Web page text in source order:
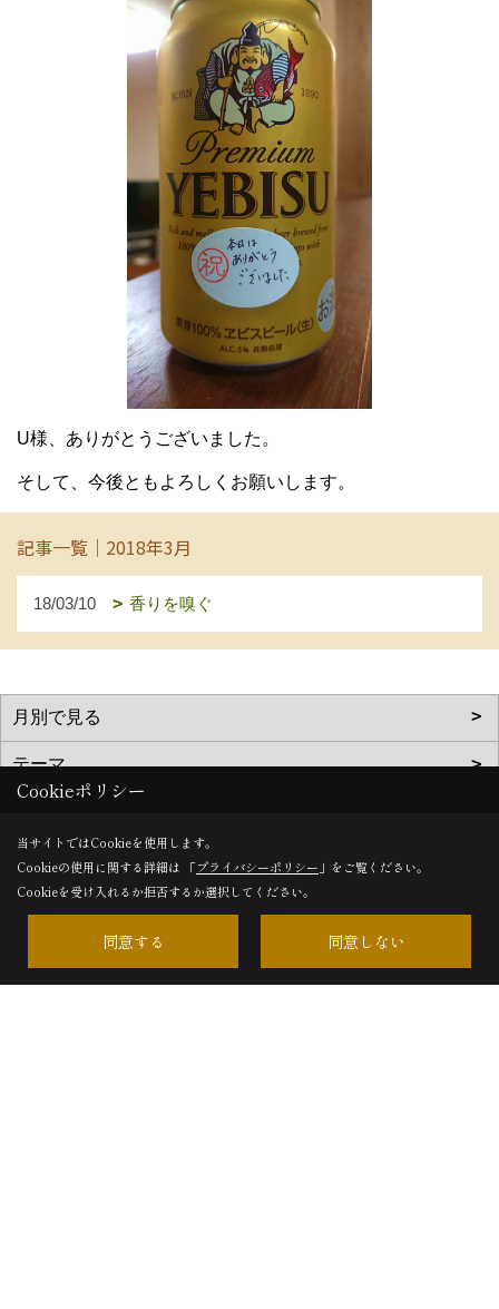
U様、ありがとうございました。
そして、今後ともよろしくお願いします。
記事一覧｜2018年3月
18/03/10 香りを嗅ぐ
大分県大分市宮崎1492番地の151
Cookieポリシー
当サイトではCookieを使用します。
Cookieの使用に関する詳細は 「プライバシーポリシー 」をご覧ください。
Cookieを受け入れるか拒否するか選択してください。
同意する 同意しない